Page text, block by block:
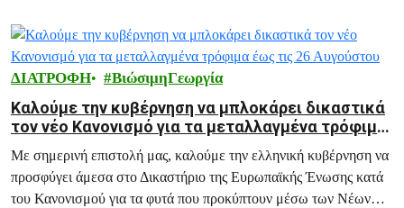
ΔΙΑΤΡΟΦΗ ΒιώσιμηΓεωργία
Καλούμε την κυβέρνηση να μπλοκάρει δικαστικά
τον νέο Κανονισμό για τα μεταλλαγμένα τρόφιμα
έως τις 26 Αυγούστου
Με σημερινή επιστολή μας, καλούμε την ελληνική κυβέρνηση να
προσφύγει άμεσα στο Δικαστήριο της Ευρωπαϊκής Ένωσης κατά
του Κανονισμού για τα φυτά που προκύπτουν μέσω των Νέων